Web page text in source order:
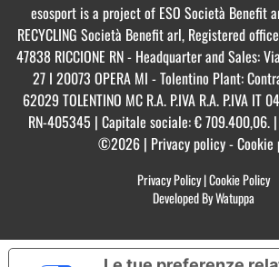
esosport is a project of ESO Società Benefit
RECYCLING Società Benefit arl, Registered
47838 RICCIONE RN - Headquarter and Sales:
27 I 20073 OPERA MI - Tolentino Plant:
62029 TOLENTINO MC R.A. P.IVA R.A. P.IVA IT
RN-405345 | Capitale sociale: € 709.400,06.
©2026 | Privacy policy - Cookie
Privacy Policy|Cookie Policy
Developed By Watuppa